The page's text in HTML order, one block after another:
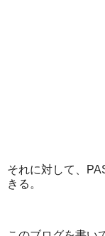
それに対して、
きる。